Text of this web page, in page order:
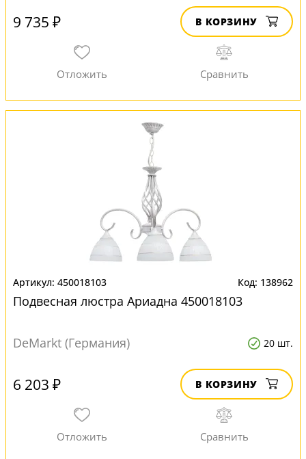
9 735 ₽ В КОРЗИНУ
450018103 138962
Подвесная люстра Ариадна 450018103
DeMarkt (Германия) 20 шт.
6 203 ₽ В КОРЗИНУ